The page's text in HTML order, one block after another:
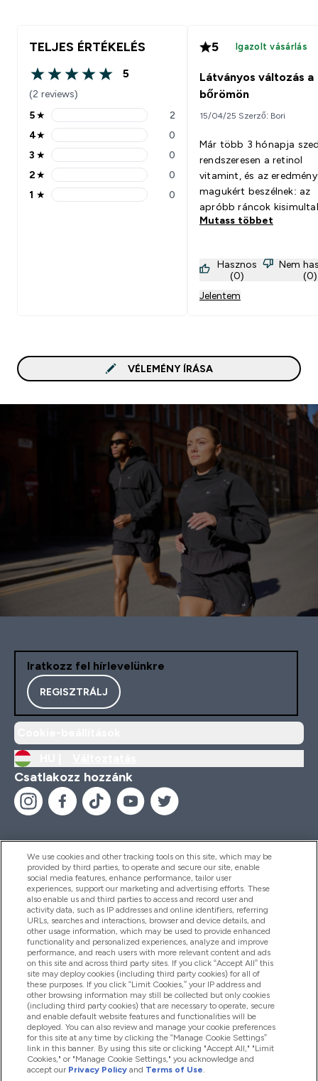
TELJES ÉRTÉKELÉS
5 out of 5 stars
5
(2 reviews)
5 stars rating 2 reviews
5★ 2
4 stars rating 0 reviews
4★ 0
3 stars rating 0 reviews
3 ★ 0
2 stars rating 0 reviews
2★ 0
1 stars rating 0 reviews
1 ★ 0
5 Igazolt vásárlás
Látványos változás a
bőrömön
15/04/25 Szerző: Bori
Már több 3 hónapja
rendszeresen a retinol
vitamint, és az
magukért beszélnek: az
apróbb ráncok
bőröm összességében
bőrhibák és pattanások
eltűntek – mintha
kiegyensúlyozottabbá
Mutass többet
Hasznos
(0)
Nem
(0)
Jelentem
VÉLEMÉNY ÍRÁSA
Iratkozz fel hírlevelünkre
REGISZTRÁLJ
Csatlakozz hozzánk
Segítség És Információ
Termékek
Céginformáció
Hűség És Jutalmak
2026 The Hut.com Ltd
We use cookies and other tracking tools on this site, which may be
provided by third parties, to operate and secure our site, enable
social media features, enhance performance, tailor user
experiences, support our marketing and advertising efforts. These
also enable us and third parties to access and record user and
activity data, such as IP addresses and online identifiers, referring
URLs, searches and interactions, browser and device details, and
other usage information, which may be used to provide enhanced
functionality and personalized experiences, analyze and improve
performance, and reach users with more relevant content and ads
on this site and across third party sites. If you click “Accept All” this
site may deploy cookies (including third party cookies) for all of
these purposes. If you click “Limit Cookies,” your IP address and
other browsing information may still be collected but only cookies
(including third party cookies) that are necessary to operate, secure
and enable default website features and functionalities will be
deployed. You can also review and manage your cookie preferences
for this site at any time by clicking the “Manage Cookie Settings”
link in this banner. By using this site or clicking "Accept All," "Limit
Cookies," or "Manage Cookie Settings," you acknowledge and
accept our Privacy Policy and Terms of Use.